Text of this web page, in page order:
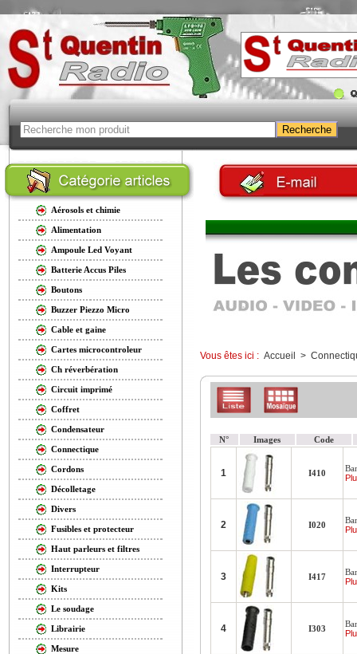
Aérosols et chimie
Alimentation
Ampoule Led Voyant
Batterie Accus Piles
Boutons
Buzzer Piezzo Micro
Cable et gaine
Cartes microcontroleur
Ch réverbération
Circuit imprimé
Coffret
Condensateur
Connectique
Cordons
Décolletage
Divers
Fusibles et protecteur
Haut parleurs et filtres
Interrupteur
Kits
Le soudage
Librairie
Mesure
Vous êtes ici : Accueil >
N° Images Code
1 I410
2 I020
3 I417
4 I303